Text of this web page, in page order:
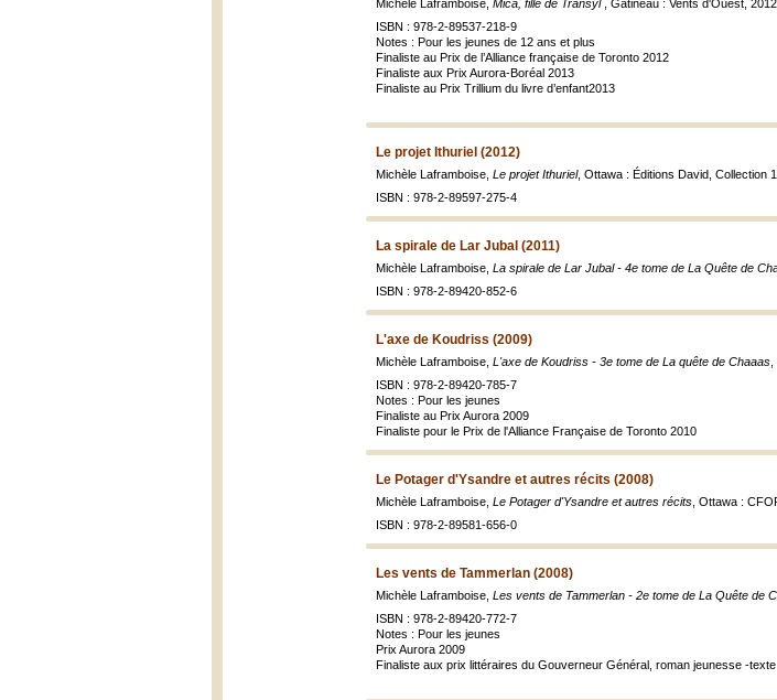
Michèle Laframboise, Mica, fille de Transyl
, Gatineau : Vents d'Ouest, 2012
ISBN : 978-2-89537-218-9
Notes : Pour les jeunes de 12 ans et plus
Finaliste au Prix de l’Alliance française de Toronto 2012
Finaliste aux Prix Aurora-Boréal 2013
Finaliste au Prix Trillium du livre d’enfant2013
Le projet Ithuriel (2012)
Michèle Laframboise, Le projet Ithuriel, Ottawa : Éditions David, Collection
ISBN : 978-2-89597-275-4
La spirale de Lar Jubal (2011)
Michèle Laframboise, La spirale de Lar Jubal - 4e tome de La Quête de
ISBN : 978-2-89420-852-6
L'axe de Koudriss (2009)
Michèle Laframboise, L'axe de Koudriss - 3e tome de La quête de Chaaas
ISBN : 978-2-89420-785-7
Notes : Pour les jeunes
Finaliste au Prix Aurora 2009
Finaliste pour le Prix de l'Alliance Française de Toronto 2010
Le Potager d'Ysandre et autres récits (2008)
Michèle Laframboise, Le Potager d'Ysandre et autres récits , Ottawa :
ISBN : 978-2-89581-656-0
Les vents de Tammerlan (2008)
Michèle Laframboise, Les vents de Tammerlan - 2e tome de La Quête de
ISBN : 978-2-89420-772-7
Notes : Pour les jeunes
Prix Aurora 2009
Finaliste aux prix littéraires du Gouverneur Général, roman jeunesse -texte